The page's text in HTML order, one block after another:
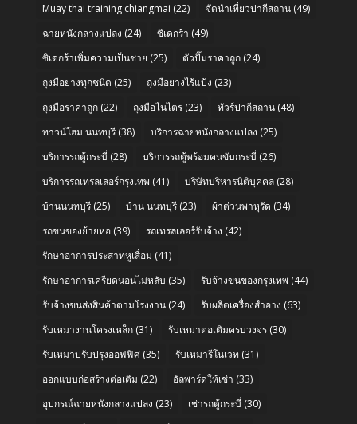
Muay thai training chiangmai (22) จัดนำเที่ยวปากีสถาน(49)
ฉายหนังกลางแปลง (24) ซิเดกร้า (49)
ซิเดกร้าเพิ่มความเป็นชาย (25) ตัวปั๊มราคาถูก(24)
ถุงมือยางทุกชนิด (25) ถุงมือยางไร้แป้ง (23)
ถุงมือราคาถูก(22) ถุงมือไนไตร(23) ทัวร์ปากีสถาน(48)
ทาวน์โฮม นนทบุรี(38) บริการฉายหนังกลางแปลง (25)
บริการรถตู้กระบี่ (28) บริการรถตู้พร้อมคนขับกระบี่ (26)
บริการรถเทรลเลอร์กรุงเทพ (41) บริษัทบริหารนิติบุคคล(28)
บ้านนนทบุรี(25) บ้าน นนทบุรี(23) ผ้าต่วนพาหุรัด (34)
รถขนของย้ายหอ(39) รถเทรลเลอร์รับจ้าง (42)
รักษาอาการประสาทหูเสื่อม (41)
รักษาอาการเครียดนอนไม่หลับ (35) รับจ้างขนของกรุงเทพ (44)
รับจ้างขนส่งสินค้าตามโรงงาน(24) รับผลิตเครื่องสำอาง (63)
รับเหมางานโครงเหล็ก(31) รับเหมาต่อเติมครบวงจร(30)
รับเหมาปรับปรุงออฟฟิศ(35) รับเหมารีโนเวท (31)
ออกแบบก่อสร้างต่อเติม (22) อัลพาร์ดให้เช่า (33)
อุปกรณ์ฉายหนังกลางแปลง (23) เช่ารถตู้กระบี่ (30)